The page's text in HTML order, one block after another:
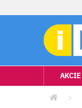
AKCIE
>